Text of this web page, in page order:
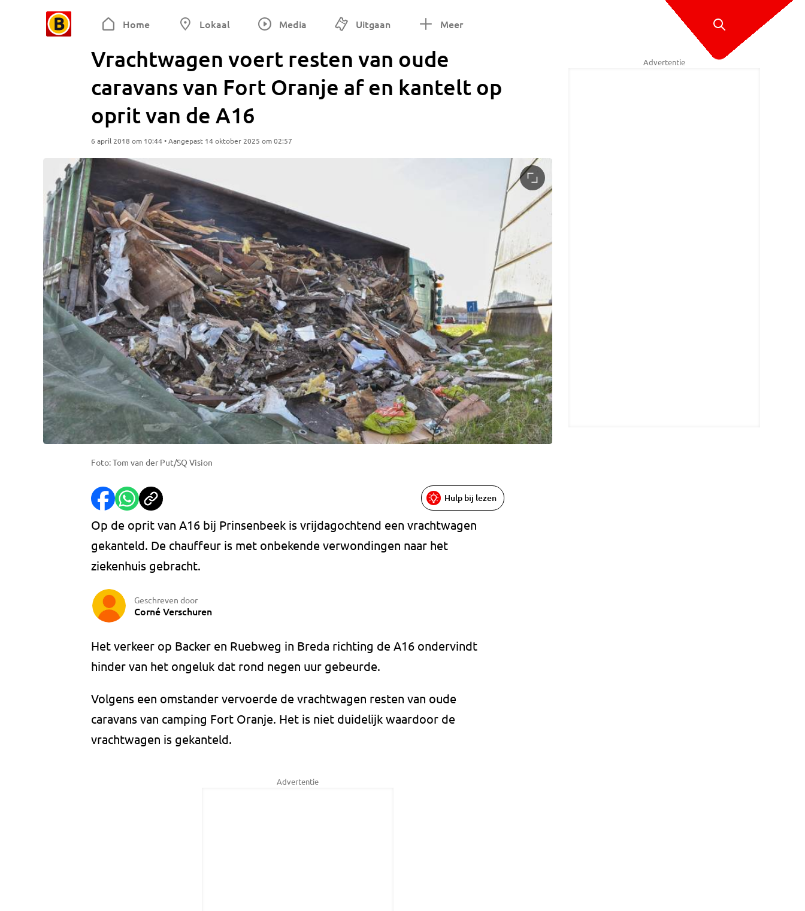
Home Lokaal Media Uitgaan Meer
Vrachtwagen voert resten van oude
caravans van Fort Oranje af en kantelt op
oprit van de A16
6 april 2018 om 10:44 • Aangepast 14 oktober 2025 om 02:57
Foto: Tom van der Put/SQ Vision
Hulp bij lezen
Op de oprit van A16 bij Prinsenbeek is vrijdagochtend een vrachtwagen
gekanteld. De chauffeur is met onbekende verwondingen naar het
ziekenhuis gebracht.
Geschreven door
Corné Verschuren
Het verkeer op Backer en Ruebweg in Breda richting de A16 ondervindt
hinder van het ongeluk dat rond negen uur gebeurde.
Volgens een omstander vervoerde de vrachtwagen resten van oude
caravans van camping Fort Oranje. Het is niet duidelijk waardoor de
vrachtwagen is gekanteld.
Advertentie
Advertentie